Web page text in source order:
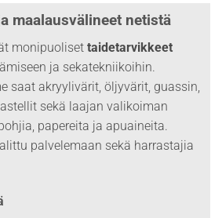
maalausvälineet netistä
monipuoliset taidetarvikkeet
ja sekatekniikoihin.
saat akryylivärit, öljyvärit, guassin,
sekä laajan valikoiman
papereita ja apuaineita.
palvelemaan sekä harrastajia